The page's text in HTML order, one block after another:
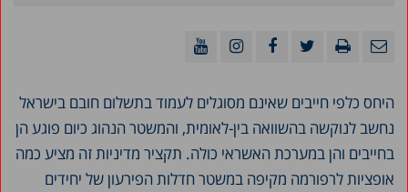
היחס כלפי חייבים שאינם מסוגלים לעמוד בתשלום חובם בישראל
נחשב לנוקשה בהשוואה בין-לאומית, והמשטר הנהוג כיום פוגע הן
בחייבים והן במערכת האשראי כולה. תקציר מדיניות זה מציע כמה
אופציות לרפורמה מקיפה במשטר חדלות הפירעון של יחידים